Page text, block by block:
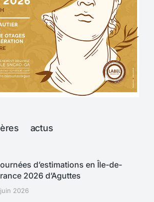
actus
d’estimations en Île-de-
2026 d’Aguttes
2026